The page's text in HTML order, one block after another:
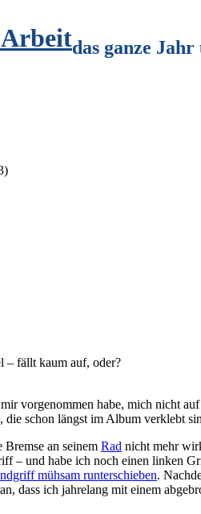
das ganze
– fällt kaum auf, oder?
vorgenommen habe, mich nicht
schon längst im Album verklebt
an seinem Rad nicht mehr
– und habe ich noch einen linken
mühsam runterschieben.
dass ich jahrelang mit einem